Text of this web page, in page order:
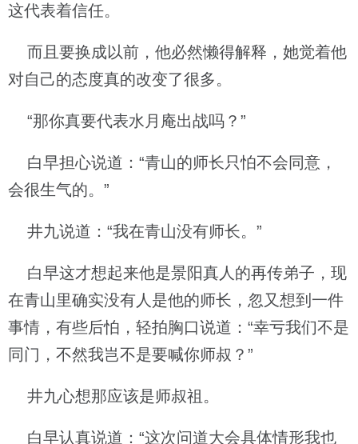
这代表着信任。
而且要换成以前，他必然懒得解释，她觉着他
对自己的态度真的改变了很多。
“那你真要代表水月庵出战吗？”
白早担心说道：“青山的师长只怕不会同意，
会很生气的。”
井九说道：“我在青山没有师长。”
白早这才想起来他是景阳真人的再传弟子，现
在青山里确实没有人是他的师长，忽又想到一件
事情，有些后怕，轻拍胸口说道：“幸亏我们不是
同门，不然我岂不是要喊你师叔？”
井九心想那应该是师叔祖。
白早认真说道：“这次问道大会具体情形我也